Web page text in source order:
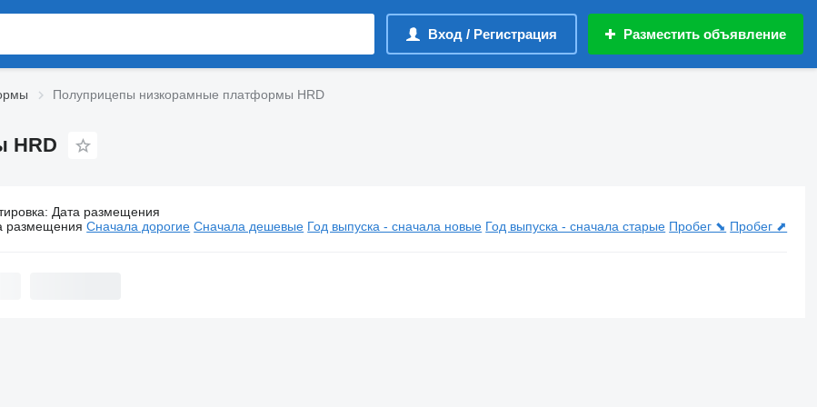
Вход / Регистрация Разместить объявление
Полуприцепы низкорамные платформы HRD
HRD
Полуприцепы низкорамные платформы HRD
: Дата размещения
размещения Сначала дорогие Сначала дешевые Год выпуска - сначала новые Год выпуска - сначала старые Пробег ⬊ Пробег ⬈